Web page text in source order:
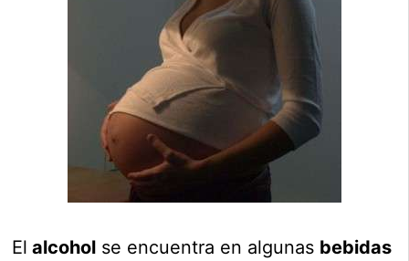
El alcohol se encuentra en algunas bebidas